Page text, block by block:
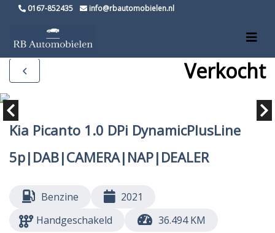
0167-852435 info@rbautomobielen.nl
Verkocht
Kia Picanto 1.0 DPi DynamicPlusLine
5p|DAB|CAMERA|NAP|DEALER
Benzine
2021
Handgeschakeld
36.494 KM